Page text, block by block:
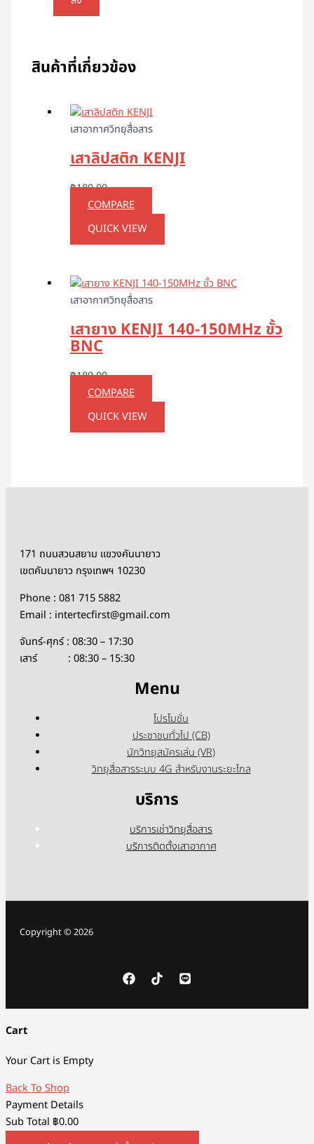
สินค้าที่เกี่ยวข้อง
เสาอากาศวิทยุสื่อสาร
เสาลิปสติก KENJI
฿180.00
COMPARE
QUICK VIEW
เสาอากาศวิทยุสื่อสาร
เสายาง KENJI 140-150MHz ขั้ว
BNC
฿180.00
COMPARE
QUICK VIEW
171 ถนนสวนสยาม แขวงคันนายาว
เขตคันนายาว กรุงเทพฯ 10230
Phone : 081 715 5882
Email : intertecfirst@gmail.com
จันทร์-ศุกร์ : 08:30 – 17:30
เสาร์ : 08:30 – 15:30
Menu
โปรโมชั่น
ประชาชนทั่วไป (CB)
นักวิทยุสมัครเล่น (VR)
วิทยุสื่อสารระบบ 4G สำหรับงานระยะไกล
บริการ
บริการเช่าวิทยุสื่อสาร
บริการติดตั้งเสาอากาศ
Copyright © 2026
Cart
Your Cart is Empty
Back To Shop
Payment Details
Sub Total ฿0.00